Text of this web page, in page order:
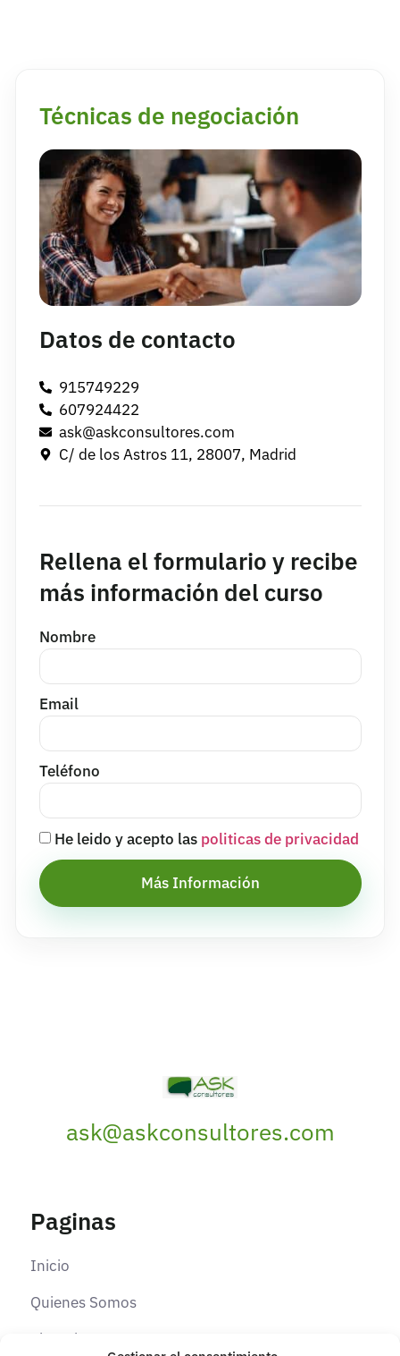
Técnicas de negociación
Datos de contacto
915749229
607924422
ask@askconsultores.com
C/ de los Astros 11, 28007, Madrid
Rellena el formulario y recibe
más información del curso
Nombre
Email
Teléfono
He leido y acepto las politicas de privacidad
Más Información
ask@askconsultores.com
Paginas
Inicio
Quienes Somos
Elearning